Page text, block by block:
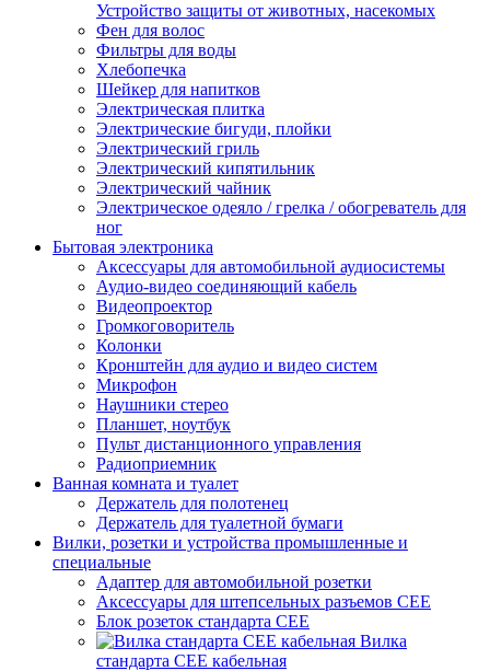
Устройство защиты от животных, насекомых
Фен для волос
Фильтры для воды
Хлебопечка
Шейкер для напитков
Электрическая плитка
Электрические бигуди, плойки
Электрический гриль
Электрический кипятильник
Электрический чайник
Электрическое одеяло / грелка / обогреватель для
ног
Бытовая электроника
Аксессуары для автомобильной аудиосистемы
Аудио-видео соединяющий кабель
Видеопроектор
Громкоговоритель
Колонки
Кронштейн для аудио и видео систем
Микрофон
Наушники стерео
Планшет, ноутбук
Пульт дистанционного управления
Радиоприемник
Ванная комната и туалет
Держатель для полотенец
Держатель для туалетной бумаги
Вилки, розетки и устройства промышленные и
специальные
Адаптер для автомобильной розетки
Аксессуары для штепсельных разъемов CEE
Блок розеток стандарта CEE
Вилка
стандарта CEE кабельная